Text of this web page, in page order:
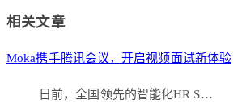
相关文章
Moka携手腾讯会议，开启视频面试新体验
日前，全国领先的智能化HR S…